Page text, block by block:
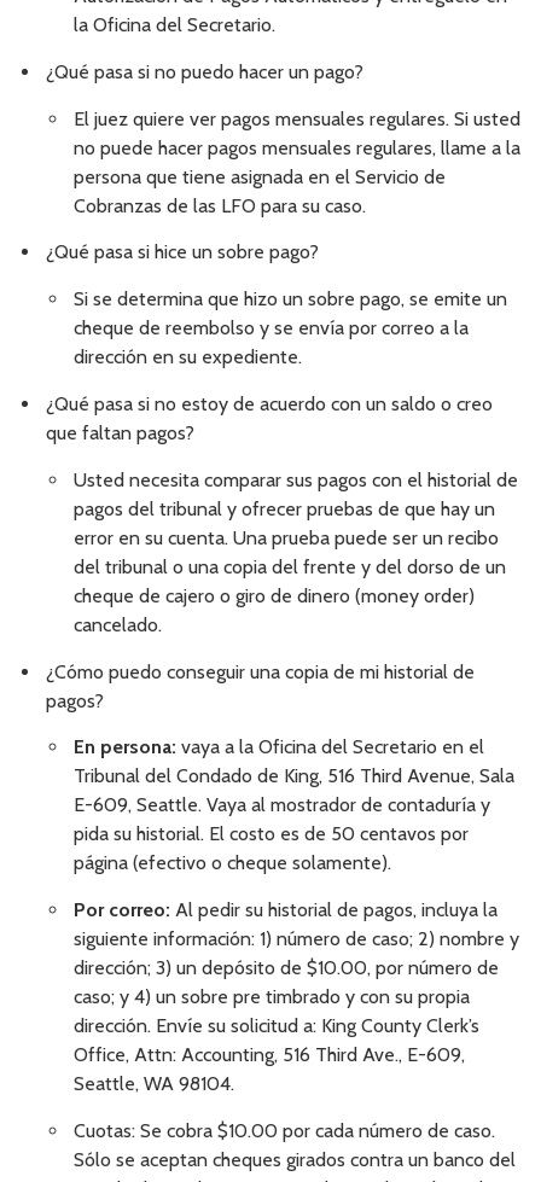
la Oficina del Secretario.
¿Qué pasa si no puedo hacer un pago?
El juez quiere ver pagos mensuales regulares. Si usted
no puede hacer pagos mensuales regulares, llame a la
persona que tiene asignada en el Servicio de
Cobranzas de las LFO para su caso.
¿Qué pasa si hice un sobre pago?
Si se determina que hizo un sobre pago, se emite un
cheque de reembolso y se envía por correo a la
dirección en su expediente.
¿Qué pasa si no estoy de acuerdo con un saldo o creo
que faltan pagos?
Usted necesita comparar sus pagos con el historial de
pagos del tribunal y ofrecer pruebas de que hay un
error en su cuenta. Una prueba puede ser un recibo
del tribunal o una copia del frente y del dorso de un
cheque de cajero o giro de dinero (money order)
cancelado.
¿Cómo puedo conseguir una copia de mi historial de
pagos?
En persona: vaya a la Oficina del Secretario en el
Tribunal del Condado de King, 516 Third Avenue, Sala
E-609, Seattle. Vaya al mostrador de contaduría y
pida su historial. El costo es de 50 centavos por
página (efectivo o cheque solamente).
Por correo: Al pedir su historial de pagos, incluya la
siguiente información: 1) número de caso; 2) nombre y
dirección; 3) un depósito de $10.00, por número de
caso; y 4) un sobre pre timbrado y con su propia
dirección. Envíe su solicitud a: King County Clerk’s
Office, Attn: Accounting, 516 Third Ave., E-609,
Seattle, WA 98104.
Cuotas: Se cobra $10.00 por cada número de caso.
Sólo se aceptan cheques girados contra un banco del